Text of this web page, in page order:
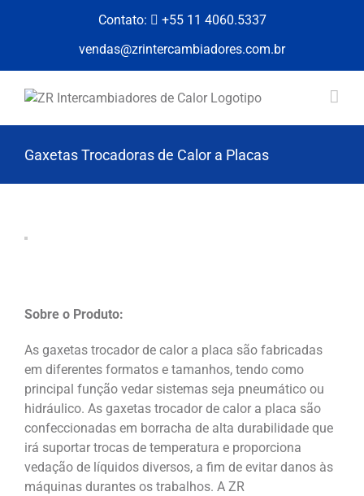
Contato:
+55 11 4060.5337
vendas@zrintercambiadores.com.br
Gaxetas Trocadoras de Calor a Placas
Sobre o Produto:
As gaxetas trocador de calor a placa são fabricadas
em diferentes formatos e tamanhos, tendo como
principal função vedar sistemas seja pneumático ou
hidráulico. As gaxetas trocador de calor a placa são
confeccionadas em borracha de alta durabilidade que
irá suportar trocas de temperatura e proporciona
vedação de líquidos diversos, a fim de evitar danos às
máquinas durantes os trabalhos. A ZR